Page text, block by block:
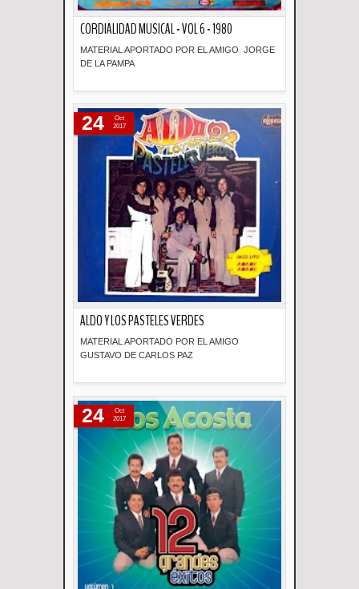
CORDIALIDAD MUSICAL - VOL 6 - 1980
MATERIAL APORTADO POR EL AMIGO JORGE
DE LA PAMPA
ALDO Y LOS PASTELES VERDES
MATERIAL APORTADO POR EL AMIGO
GUSTAVO DE CARLOS PAZ
24
Oct
2017
24
Oct
2017